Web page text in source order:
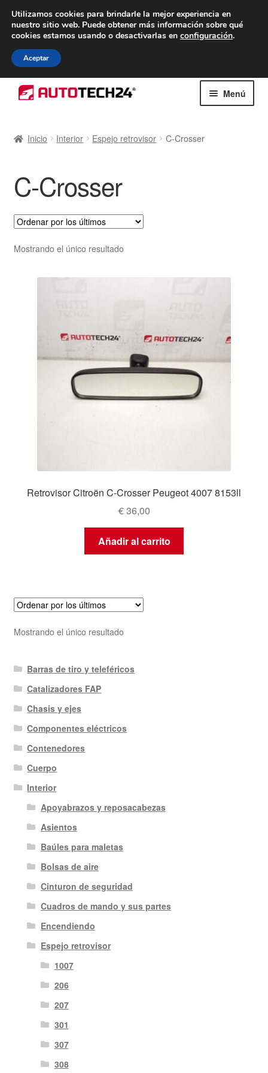
ENTREGA desde 7 EUR
De lunes a viernes de 9 a. m. a 4 p. m.
navegación
al
Menú
Carro
Contacto
Envío al mundo entero
Mi cuenta
Política de privacidad
Procedimiento de Reclamación
Términos y Condiciones
Inicio Interior Espejo retrovisor C-Crosser
C-Crosser
Mostrando el único resultado
Retrovisor Citroën C-Crosser Peugeot 4007 8153ll
€36,00
Añadir al carrito
Mostrando el único resultado
Barras de tiro y teleféricos
Catalizadores FAP
Chasis y ejes
Componentes eléctricos
Contenedores
Cuerpo
Interior
Apoyabrazos y reposacabezas
Asientos
Baúles para maletas
Bolsas de aire
Cinturon de seguridad
Cuadros de mando y sus partes
Encendiendo
Espejo retrovisor
1007
206
207
301
307
308
Utilizamos cookies para brindarle la mejor experiencia en
nuestro sitio web. Puede obtener más información sobre qué
cookies estamos usando o desactivarlas en configuración.
Aceptar